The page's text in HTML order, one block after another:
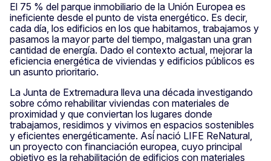
El 75 % del parque inmobiliario de la Unión Europea es
ineficiente desde el punto de vista energético. Es decir,
cada día, los edificios en los que habitamos, trabajamos y
pasamos la mayor parte del tiempo, malgastan una gran
cantidad de energía. Dado el contexto actual, mejorar la
eficiencia energética de viviendas y edificios públicos es
un asunto prioritario.
La Junta de Extremadura lleva una década investigando
sobre cómo rehabilitar viviendas con materiales de
proximidad y que conviertan los lugares donde
trabajamos, residimos y vivimos en espacios sostenibles
y eficientes energéticamente. Así́ nació LIFE ReNatural,
un proyecto con financiación europea, cuyo principal
objetivo es la rehabilitación de edificios con materiales